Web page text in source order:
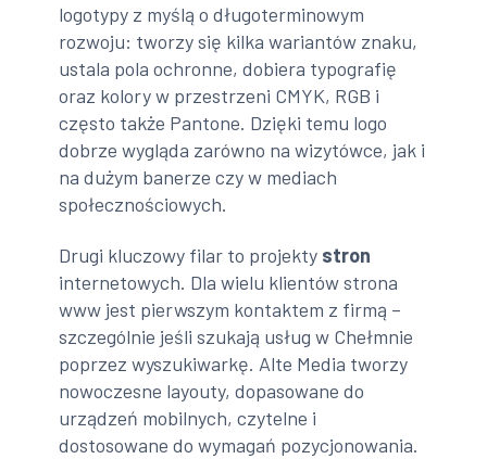
logotypy z myślą o długoterminowym
rozwoju: tworzy się kilka wariantów znaku,
ustala pola ochronne, dobiera typografię
oraz kolory w przestrzeni CMYK, RGB i
często także Pantone. Dzięki temu logo
dobrze wygląda zarówno na wizytówce, jak i
na dużym banerze czy w mediach
społecznościowych.
Drugi kluczowy filar to projekty stron
internetowych. Dla wielu klientów strona
www jest pierwszym kontaktem z firmą –
szczególnie jeśli szukają usług w Chełmnie
poprzez wyszukiwarkę. Alte Media tworzy
nowoczesne layouty, dopasowane do
urządzeń mobilnych, czytelne i
dostosowane do wymagań pozycjonowania.